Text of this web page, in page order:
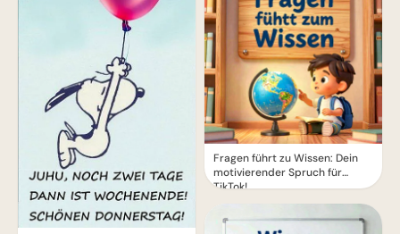
Fragen führt zu Wissen: Dein
motivierender Spruch für
TikTok!